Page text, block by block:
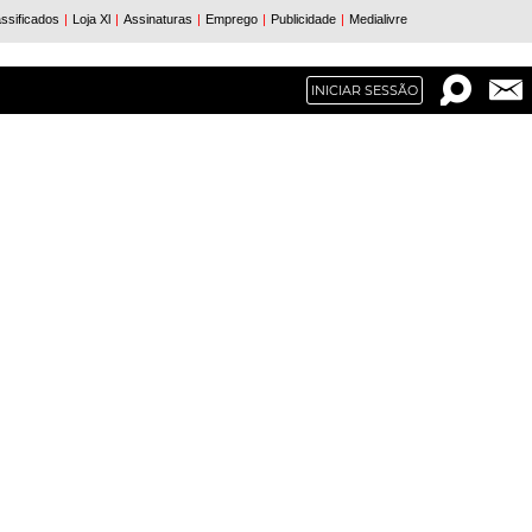
INICIAR SESSÃO